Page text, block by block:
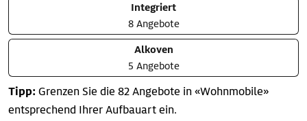
Integriert
8 Angebote
Alkoven
5 Angebote
Tipp: Grenzen Sie die 82 Angebote in «Wohnmobile»
entsprechend Ihrer Aufbauart ein.